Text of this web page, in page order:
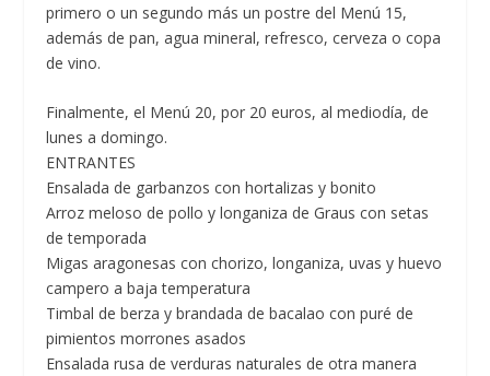
primero o un segundo más un postre del Menú 15,
además de pan, agua mineral, refresco, cerveza o copa
de vino.
Finalmente, el Menú 20, por 20 euros, al mediodía, de
lunes a domingo.
ENTRANTES
Ensalada de garbanzos con hortalizas y bonito
Arroz meloso de pollo y longaniza de Graus con setas
de temporada
Migas aragonesas con chorizo, longaniza, uvas y huevo
campero a baja temperatura
Timbal de berza y brandada de bacalao con puré de
pimientos morrones asados
Ensalada rusa de verduras naturales de otra manera